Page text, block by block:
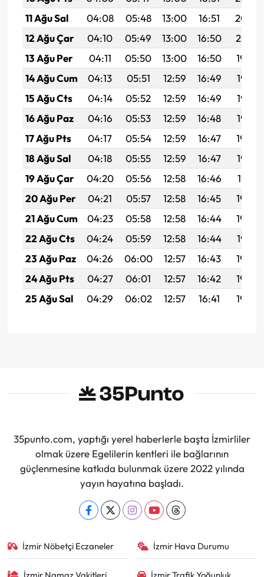
11 Ağu Sal
04:08 05:48 13:00 16:51
20:02
12 Ağu Çar
04:10 05:49 13:00 16:50
20:01
13 Ağu Per
04:11 05:50 13:00 16:50
19:59
14 Ağu Cum
04:13 05:51 12:59 16:49
19:58
15 Ağu Cts
04:14 05:52 12:59 16:49
19:57
16 Ağu Paz
04:16 05:53 12:59 16:48
19:55
17 Ağu Pts
04:17 05:54 12:59 16:47
19:54
18 Ağu Sal
04:18 05:55 12:59 16:47
19:52
19 Ağu Çar
04:20 05:56 12:58 16:46
19:51
20 Ağu Per
04:21 05:57 12:58 16:45
19:50
21 Ağu Cum
04:23 05:58 12:58 16:44
19:48
22 Ağu Cts
04:24 05:59 12:58 16:44
19:47
23 Ağu Paz
04:26 06:00 12:57 16:43
19:45
24 Ağu Pts
04:27 06:01 12:57 16:42
19:43
25 Ağu Sal
04:29 06:02 12:57 16:41 19:42
35punto.com, yaptığı yerel haberlerle başta İzmirliler
olmak üzere Egelilerin kentleri ile bağlarının
güçlenmesine katkıda bulunmak üzere 2022 yılında
yayın hayatına başladı.
İzmir Nöbetçi Eczaneler İzmir Hava Durumu
İzmir Namaz Vakitleri
İzmir Trafik Yoğunluk